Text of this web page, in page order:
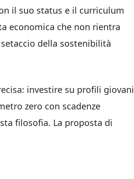
il suo status e il curriculum
economica che non rientra
della sostenibilità
investire su profili giovani
zero con scadenze
filosofia. La proposta di